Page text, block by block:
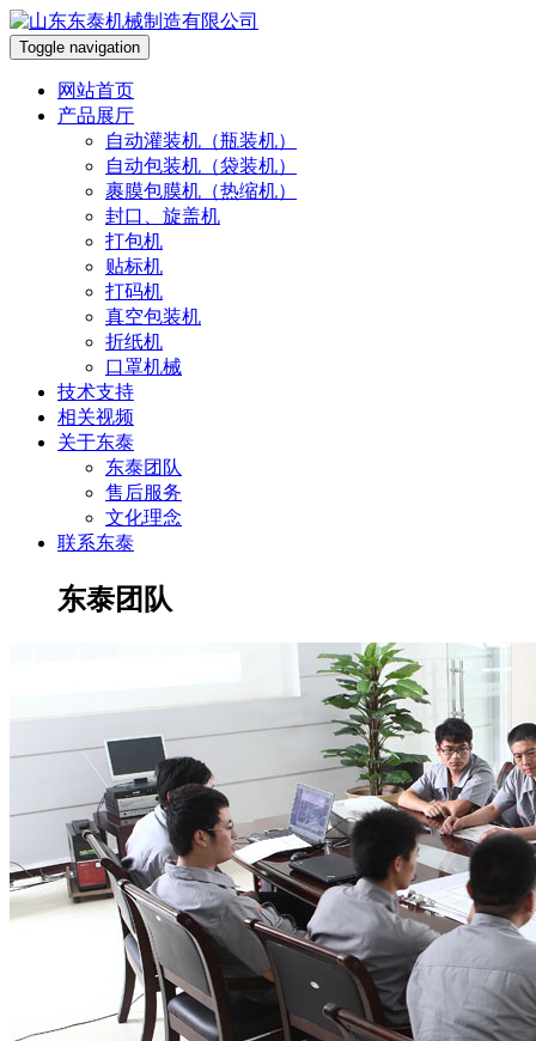
Toggle navigation
网站首页
产品展厅
自动灌装机（瓶装机）
自动包装机（袋装机）
裹膜包膜机（热缩机）
封口、旋盖机
打包机
贴标机
打码机
真空包装机
折纸机
口罩机械
技术支持
相关视频
关于东泰
东泰团队
售后服务
文化理念
联系东泰
东泰团队